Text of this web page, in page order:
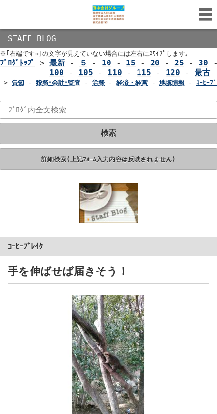
STAFF BLOG
※｢右端です→｣の文字が見えていない場合には左右にｽﾜｲﾌﾟします｡
ﾌﾞﾛｸﾞﾄｯﾌﾟ > 最新 - ５ - 10 - 15 - 20 - 25 - 30
100 - 105 - 110 - 115 - 120 - 最古
> 告知 - 税務･会計･監査 - 労務 - 経済・経営 - 地域情報 - ｺｰﾋｰﾌ
検索
詳細検索(上記ﾌｫｰﾑ入力内容は反映されません)
ｺｰﾋｰﾌﾞﾚｲｸ
手を伸ばせば届きそう！